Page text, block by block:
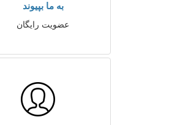
به ما بپیوند
عضویت رایگان